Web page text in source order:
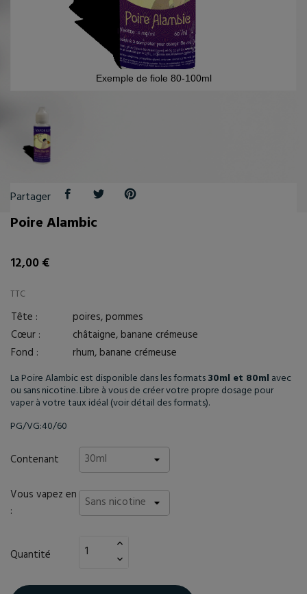
Exemple de fiole 80-100ml
Partager
Poire Alambic
12,00 €
TTC
Tête :
poires, pommes
Cœur :
châtaigne, banane crémeuse
Fond :
rhum, banane crémeuse
La Poire Alambic est disponible dans les formats30ml et 80ml avec
ou sans nicotine. Libre à vous de créer votre propre dosage pour
vaper à votre taux idéal (voir détail des formats).
PG/VG:40/60
Contenant
Vous vapez en
:
Quantité